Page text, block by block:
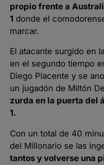
propio frente a
1 donde el
marcar.
El atacante surgido en
en el segundo tiempo
Diego Placente y se
un jugadón de Miltón
zurda en la puerta del
1.
Con un total de 40
del Millonario se las
tantos y volverse una